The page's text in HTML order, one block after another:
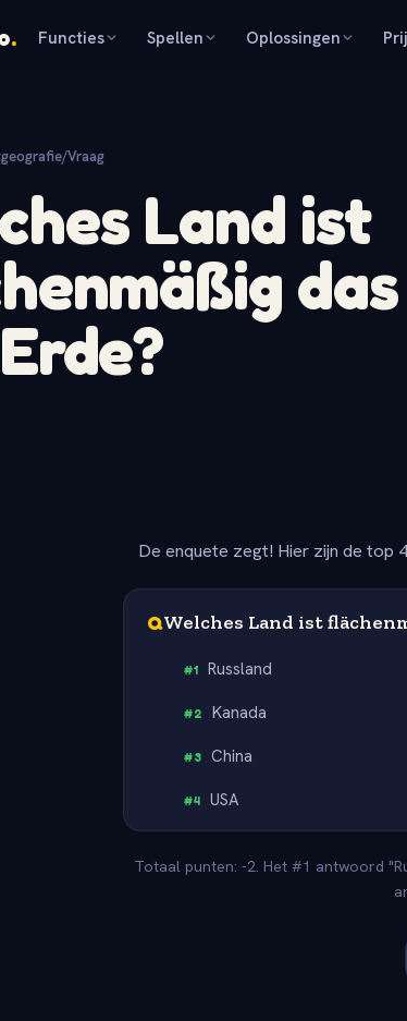
. Functies Spellen Oplossingen
/Vraag
Land ist
De enquete zegt! Hier zijn de top
QWelches Land ist
#1 Russland
#2 Kanada
#3 China
#4 USA
Totaal punten: -2. Het #1 antwoord